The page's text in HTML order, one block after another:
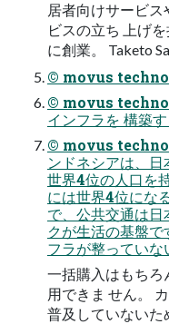
居者向けサービ
ビスの⽴ち 上げ
に創業。 Taketo
© movus
© movus
インフラを 構築す
© movus
ンドネシアは、
世界4位の⼈⼝を
には世界4位にな
で、公共交通は⽇
クが⽣活の基盤
フラが整っていな
⼀括購⼊はもちろ
⽤できま せん。
普及していないた